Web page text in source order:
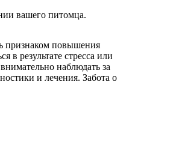
вашего питомца.
признаком повышения
в результате стресса или
наблюдать за
и лечения. Забота о